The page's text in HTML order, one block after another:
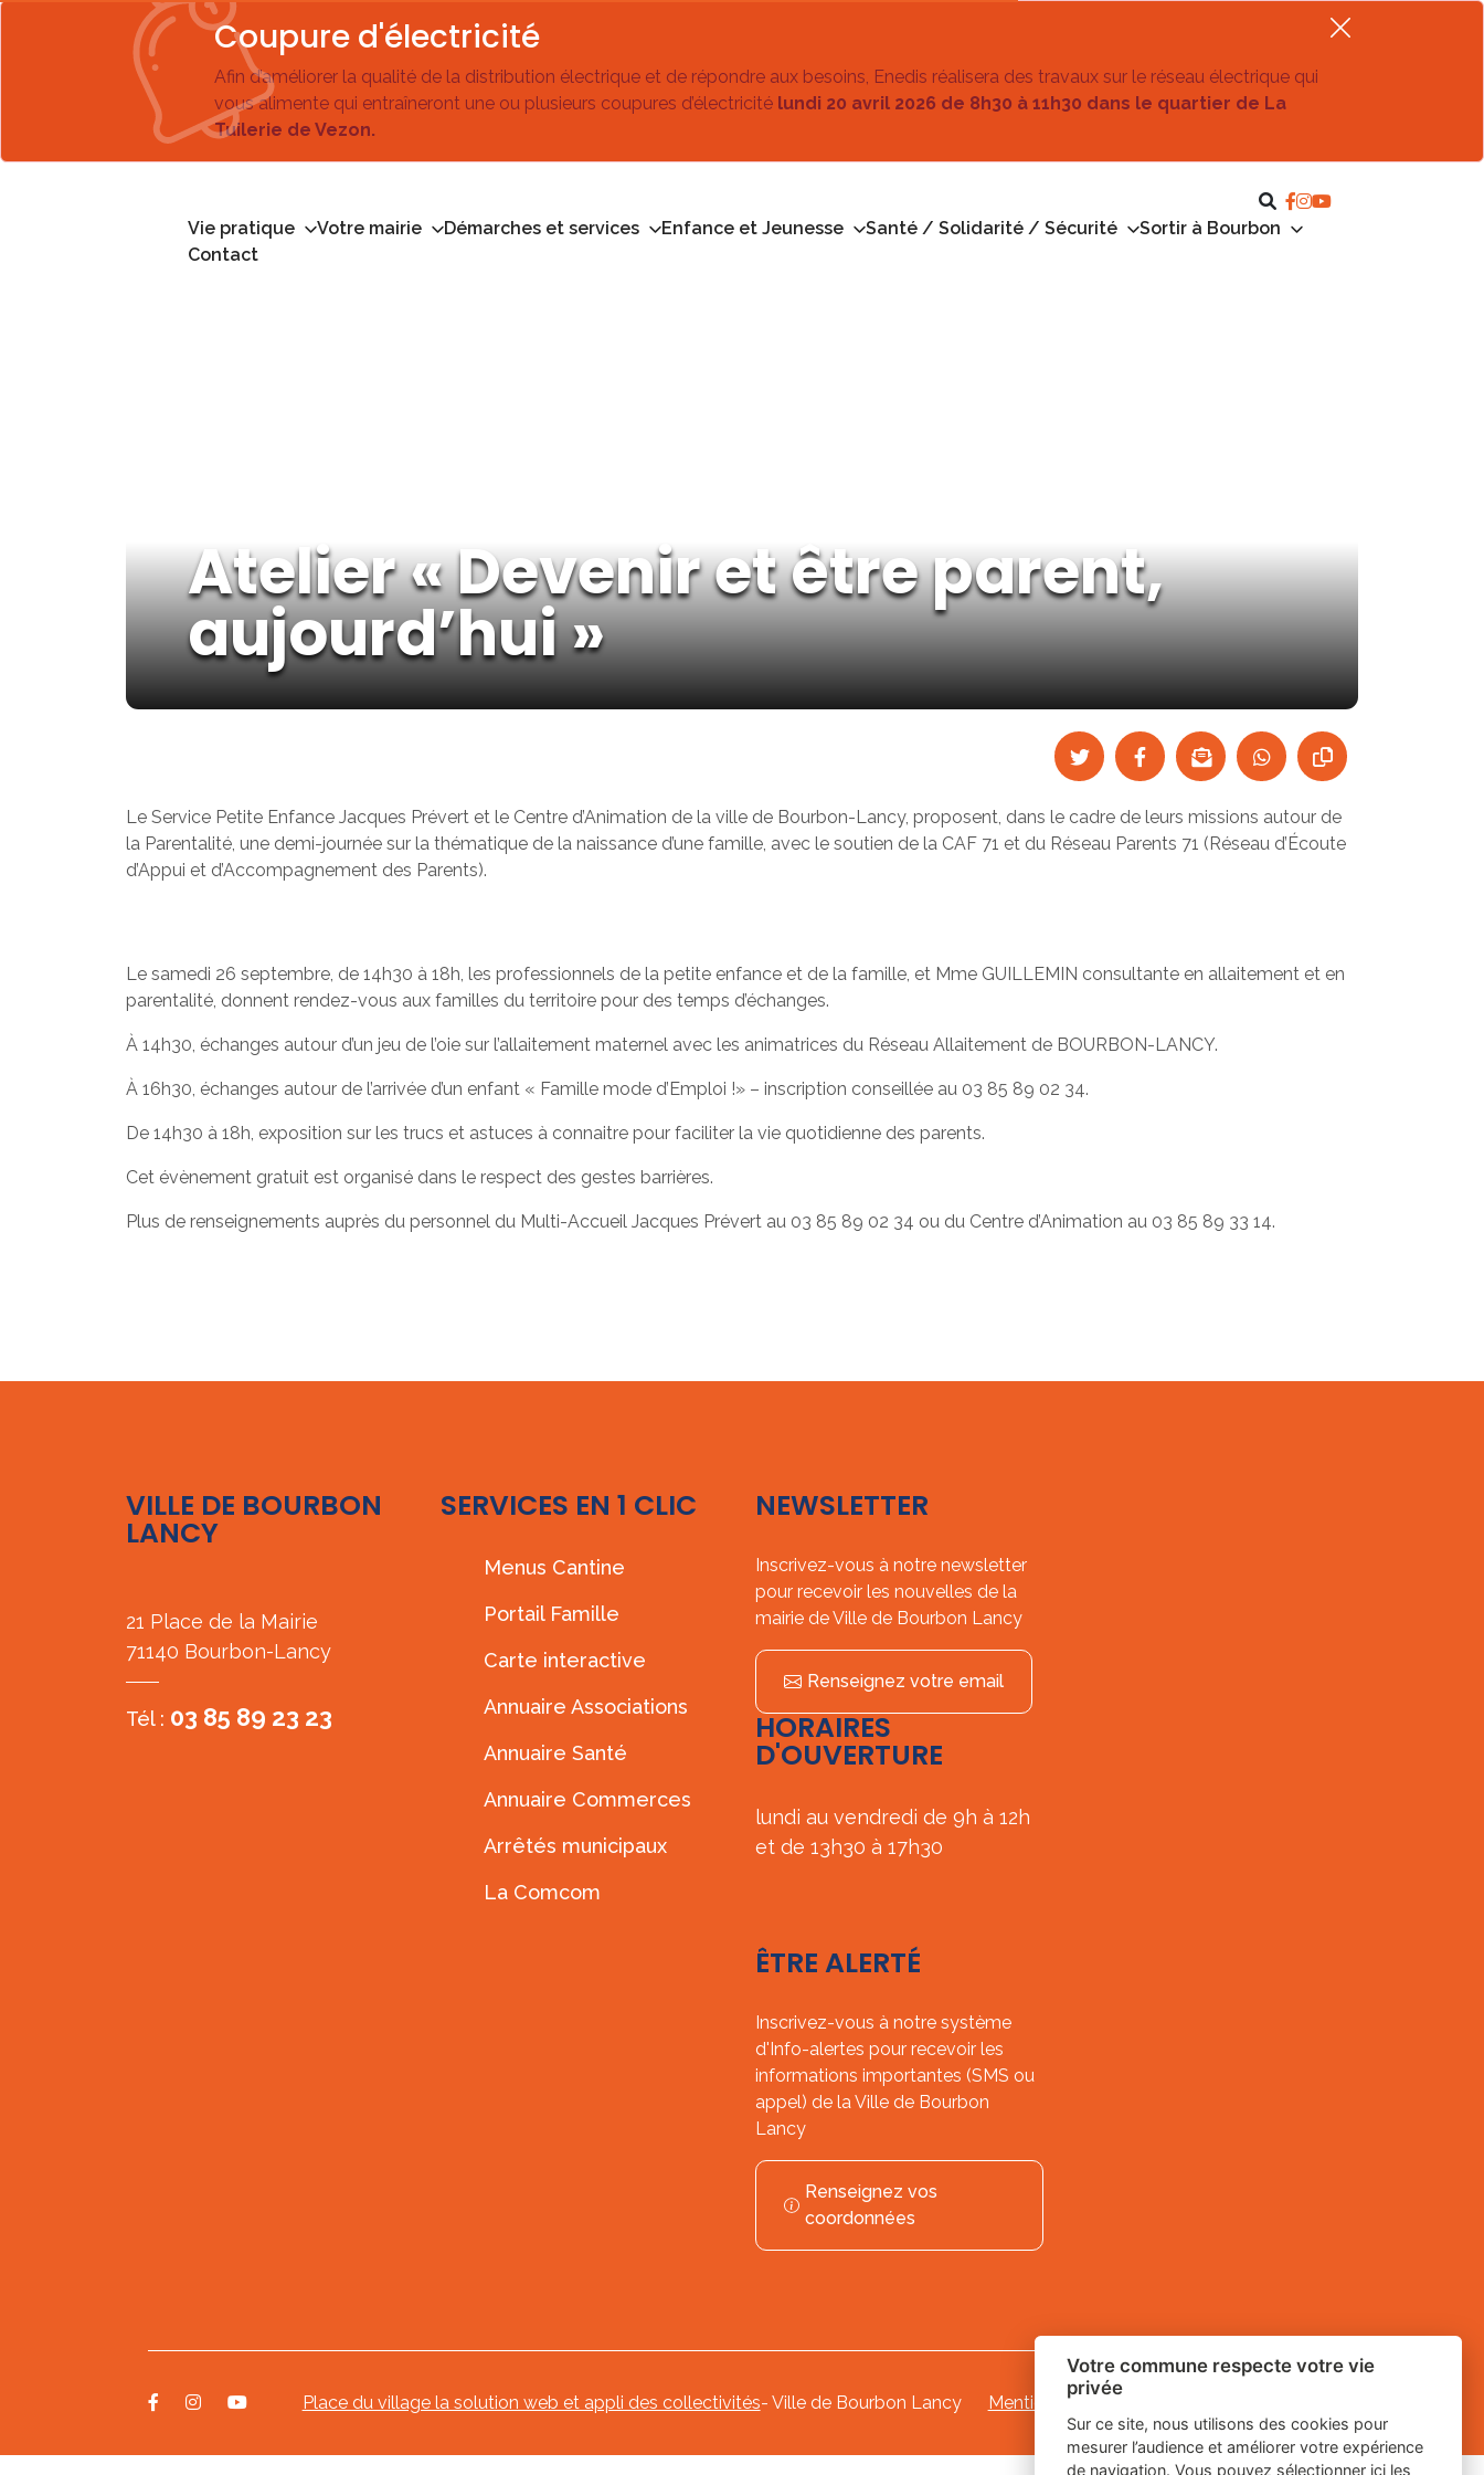
Coupure d'électricité
Afin d’améliorer la qualité de la distribution électrique et de répondre aux besoins, Enedis réalisera des travaux sur le réseau électrique qui
vous alimente qui entraîneront une ou plusieurs coupures d’électricité lundi 20 avril 2026 de 8h30 à 11h30 dans le quartier de La
Tuilerie de Vezon.
Vie pratique Votre mairie Démarches et services Enfance et Jeunesse Santé / Solidarité / Sécurité
Sortir à Bourbon
Contact
Atelier « Devenir et être parent,
aujourd’hui »
Le Service Petite Enfance Jacques Prévert et le Centre d’Animation de la ville de Bourbon-Lancy, proposent, dans le cadre de leurs missions autour de
la Parentalité, une demi-journée sur la thématique de la naissance d’une famille, avec le soutien de la CAF 71 et du Réseau Parents 71 (Réseau d’Écoute
d’Appui et d’Accompagnement des Parents).
Le samedi 26 septembre, de 14h30 à 18h, les professionnels de la petite enfance et de la famille, et Mme GUILLEMIN consultante en allaitement et en
parentalité, donnent rendez-vous aux familles du territoire pour des temps d’échanges.
À 14h30, échanges autour d’un jeu de l’oie sur l’allaitement maternel avec les animatrices du Réseau Allaitement de BOURBON-LANCY.
À 16h30, échanges autour de l’arrivée d’un enfant « Famille mode d’Emploi !» – inscription conseillée au 03 85 89 02 34.
De 14h30 à 18h, exposition sur les trucs et astuces à connaitre pour faciliter la vie quotidienne des parents.
Cet évènement gratuit est organisé dans le respect des gestes barrières.
Plus de renseignements auprès du personnel du Multi-Accueil Jacques Prévert au 03 85 89 02 34 ou du Centre d’Animation au 03 85 89 33 14.
VILLE DE BOURBON
LANCY
21 Place de la Mairie
71140 Bourbon-Lancy
Tél : 03 85 89 23 23
SERVICES EN 1 CLIC
Menus Cantine
Portail Famille
Carte interactive
Annuaire Associations
Annuaire Santé
Annuaire Commerces
Arrêtés municipaux
La Comcom
NEWSLETTER
Inscrivez-vous à notre newsletter
pour recevoir les nouvelles de la
mairie de Ville de Bourbon Lancy
Renseignez votre email
HORAIRES
D'OUVERTURE
lundi au vendredi de 9h à 12h
et de 13h30 à 17h30
ÊTRE ALERTÉ
Inscrivez-vous à notre système
d'Info-alertes pour recevoir les
informations importantes (SMS ou
appel) de la Ville de Bourbon
Lancy
Renseignez vos
coordonnées
Place du village la solution web et appli des collectivités- Ville de Bourbon Lancy Mentions légales
Votre commune respecte votre vie
privée
Sur ce site, nous utilisons des cookies pour
mesurer l’audience et améliorer votre expérience
de navigation. Vous pouvez sélectionner ici les